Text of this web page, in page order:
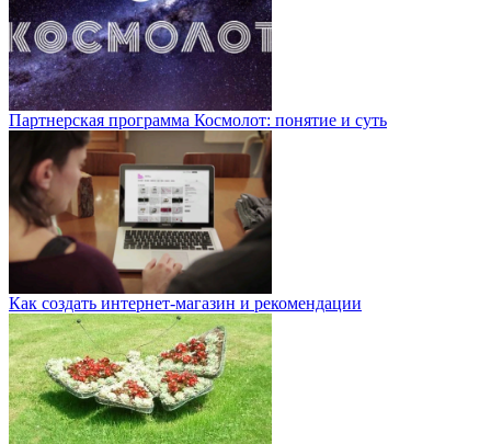
Партнерская программа Космолот: понятие и суть
Как создать интернет-магазин и рекомендации